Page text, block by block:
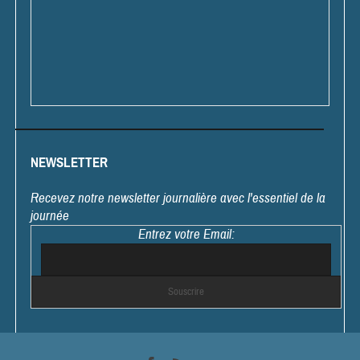
NEWSLETTER
Recevez notre newsletter journalière avec l'essentiel de la
journée
Entrez votre Email: